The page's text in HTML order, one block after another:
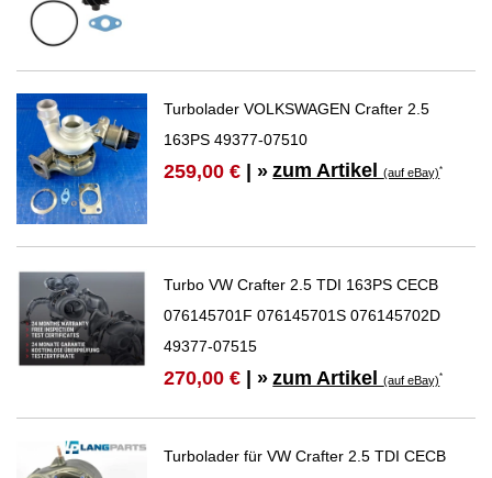
Turbolader VOLKSWAGEN Crafter 2.5
163PS 49377-07510
259,00 € | » zum Artikel(auf eBay)*
Turbo VW Crafter 2.5 TDI 163PS CECB
076145701F 076145701S 076145702D
49377-07515
270,00 € | » zum Artikel(auf eBay)*
Turbolader für VW Crafter 2.5 TDI CECB